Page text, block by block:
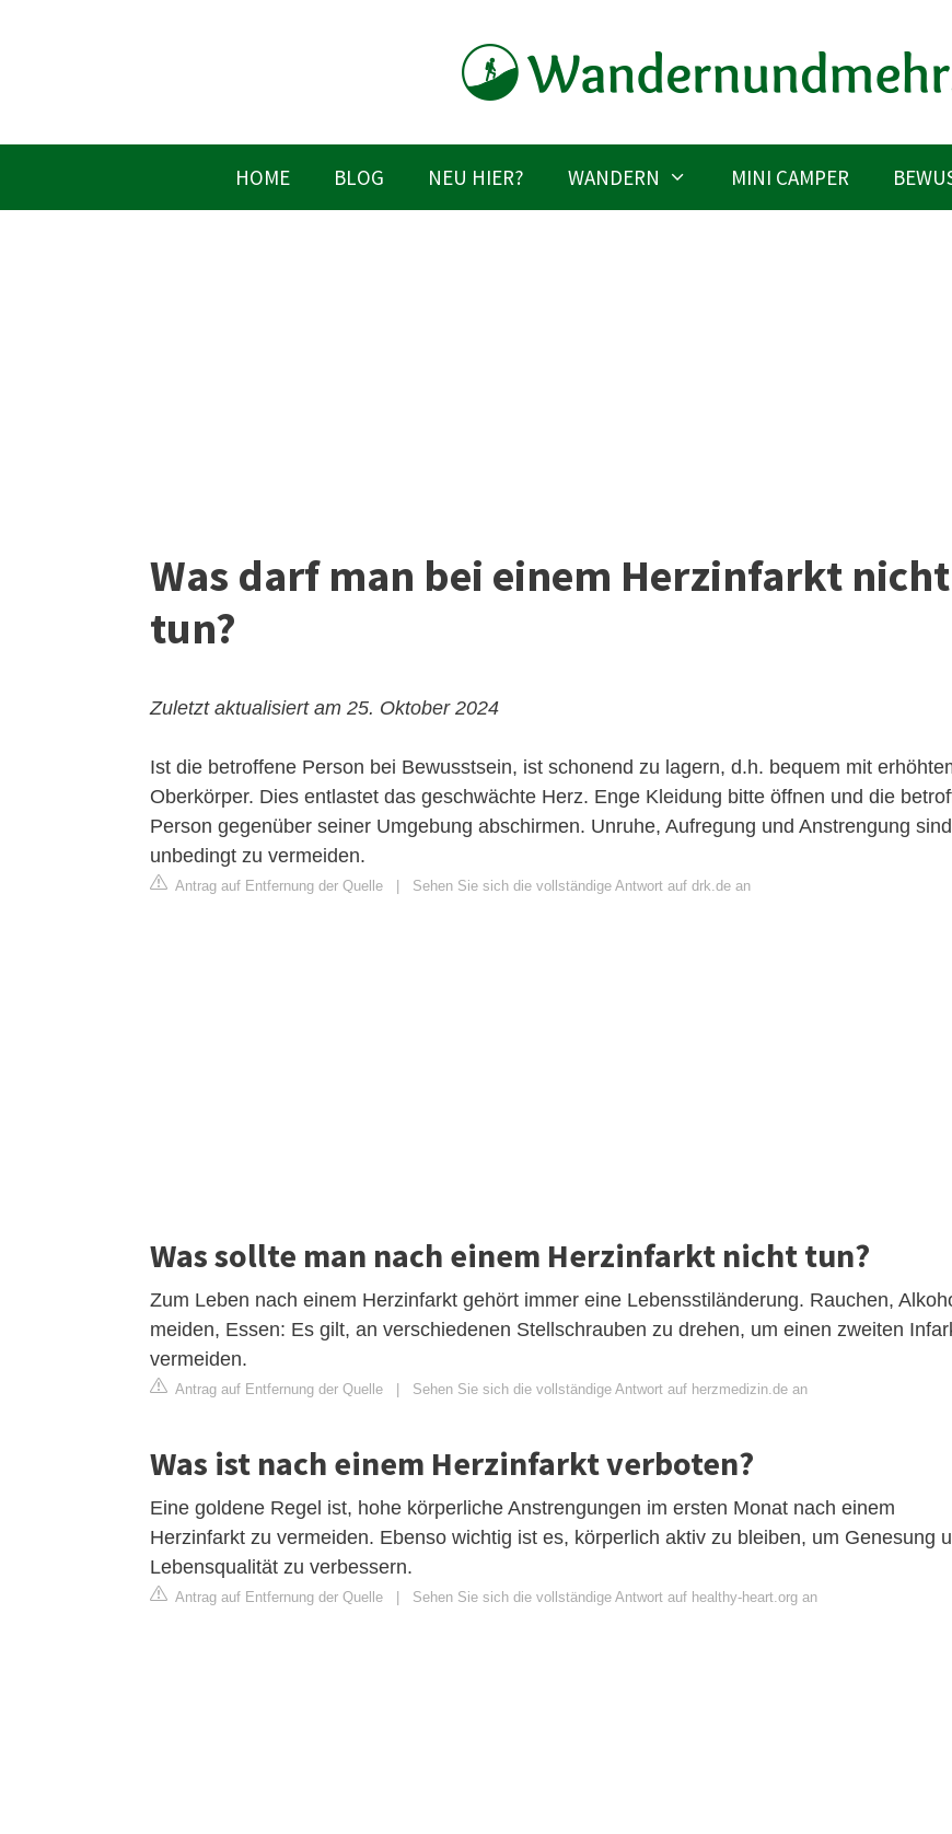
HOME BLOG NEU HIER? WANDERN MINI CAMPER
Was darf man bei einem Herzinfarkt nicht
tun?
Zuletzt aktualisiert am 25. Oktober 2024
Ist die betroffene Person bei Bewusstsein, ist schonend zu lagern, d.h. bequem mit
Oberkörper. Dies entlastet das geschwächte Herz. Enge Kleidung bitte öffnen und die
Person gegenüber seiner Umgebung abschirmen. Unruhe, Aufregung und Anstrengung sind
unbedingt zu vermeiden.
Antrag auf Entfernung der Quelle Sehen Sie sich die vollständige Antwort auf drk.de an
Was sollte man nach einem Herzinfarkt nicht tun?
Zum Leben nach einem Herzinfarkt gehört immer eine Lebensstiländerung. Rauchen,
meiden, Essen: Es gilt, an verschiedenen Stellschrauben zu drehen, um einen zweiten
vermeiden.
Antrag auf Entfernung der Quelle Sehen Sie sich die vollständige Antwort auf herzmedizin.de an
Was ist nach einem Herzinfarkt verboten?
Eine goldene Regel ist, hohe körperliche Anstrengungen im ersten Monat nach einem
Herzinfarkt zu vermeiden. Ebenso wichtig ist es, körperlich aktiv zu bleiben, um Genesung
Lebensqualität zu verbessern.
Antrag auf Entfernung der Quelle Sehen Sie sich die vollständige Antwort auf healthy-heart.org an